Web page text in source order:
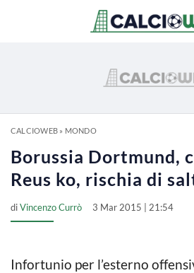
CALCIOWEB» MONDO
Borussia Dortmund,
Reus ko, rischia di
diVincenzo Currò 3 Mar 2015 | 21:54
Infortunio per l’esterno